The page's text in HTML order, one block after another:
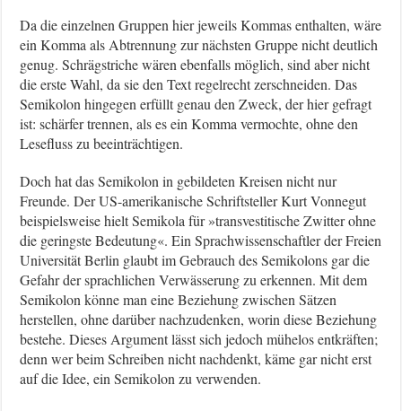
Da die einzelnen Gruppen hier jeweils Kommas enthalten, wäre
ein Komma als Abtrennung zur nächsten Gruppe nicht deutlich
genug. Schrägstriche wären ebenfalls möglich, sind aber nicht
die erste Wahl, da sie den Text regelrecht zerschneiden. Das
Semikolon hingegen erfüllt genau den Zweck, der hier gefragt
ist: schärfer trennen, als es ein Komma vermochte, ohne den
Lesefluss zu beeinträchtigen.
Doch hat das Semikolon in gebildeten Kreisen nicht nur
Freunde. Der US-amerikanische Schriftsteller Kurt Vonnegut
beispielsweise hielt Semikola für »transvestitische Zwitter ohne
die geringste Bedeutung«. Ein Sprachwissenschaftler der Freien
Universität Berlin glaubt im Gebrauch des Semikolons gar die
Gefahr der sprachlichen Verwässerung zu erkennen. Mit dem
Semikolon könne man eine Beziehung zwischen Sätzen
herstellen, ohne darüber nachzudenken, worin diese Beziehung
bestehe. Dieses Argument lässt sich jedoch mühelos entkräften;
denn wer beim Schreiben nicht nachdenkt, käme gar nicht erst
auf die Idee, ein Semikolon zu verwenden.